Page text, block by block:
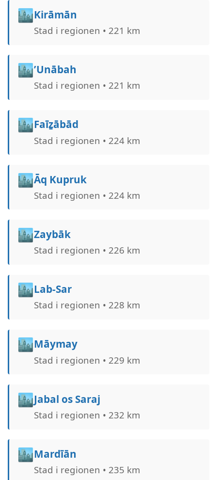
🏙️Kirāmān
Stad i regionen • 221 km
🏙️’Unābah
Stad i regionen • 221 km
🏙️Faīẕābād
Stad i regionen • 224 km
🏙️Āq Kupruk
Stad i regionen • 224 km
🏙️Zaybāk
Stad i regionen • 226 km
🏙️Lab-Sar
Stad i regionen • 228 km
🏙️Māymay
Stad i regionen • 229 km
🏙️Jabal os Saraj
Stad i regionen • 232 km
🏙️Mardīān
Stad i regionen • 235 km